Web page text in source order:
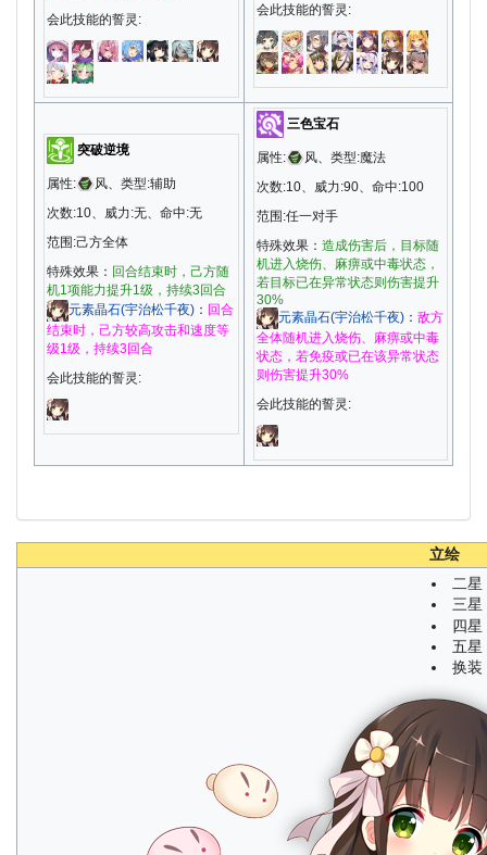
会此技能的誓灵:
会此技能的誓灵:
突破逆境
属性:
风、类型:辅助
次数:10、威力:无、命中:无
范围:己方全体
特殊效果： 回合结束时，己方随
机1项能力提升1级，持续3回合
元素晶石(宇治松千夜)： 回合
结束时，己方较高攻击和速度等
级1级，持续3回合
会此技能的誓灵:
三色宝石
属性:
风、类型:魔法
次数:10、威力:90、命中:100
范围:任一对手
特殊效果： 造成伤害后，目标随
机进入烧伤、麻痹或中毒状态，
若目标已在异常状态则伤害提升
30%
元素晶石(宇治松千夜)： 敌方
全体随机进入烧伤、麻痹或中毒
状态，若免疫或已在该异常状态
则伤害提升30%
会此技能的誓灵:
立绘
二星
三星
四星
五星
换装